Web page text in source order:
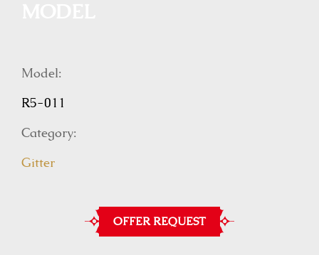
Model:
R5-011
Category:
Gitter
OFFER REQUEST